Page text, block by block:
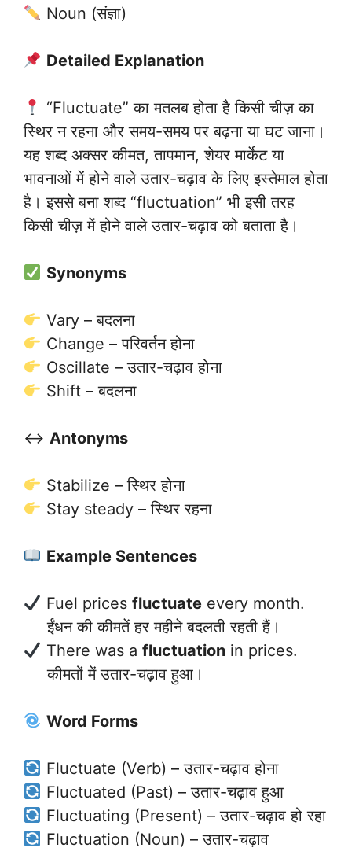
Noun (संज्ञा)
Detailed Explanation
“Fluctuate” का मतलब होता है किसी चीज़ का
स्थिर न रहना और समय-समय पर बढ़ना या घट जाना।
यह शब्द अक्सर कीमत, तापमान, शेयर मार्केट या
भावनाओं में होने वाले उतार-चढ़ाव के लिए इस्तेमाल होता
है। इससे बना शब्द “fluctuation” भी इसी तरह
किसी चीज़ में होने वाले उतार-चढ़ाव को बताता है।
Synonyms
Vary – बदलना
Change – परिवर्तन होना
Oscillate – उतार-चढ़ाव होना
Shift – बदलना
↔️ Antonyms
Stabilize – स्थिर होना
Stay steady – स्थिर रहना
Example Sentences
Fuel prices fluctuateevery month.
ईंधन की कीमतें हर महीने बदलती रहती हैं।
There was a fluctuationin prices.
कीमतों में उतार-चढ़ाव हुआ।
Word Forms
Fluctuate (Verb) – उतार-चढ़ाव होना
Fluctuated (Past) – उतार-चढ़ाव हुआ
Fluctuating (Present) – उतार-चढ़ाव हो रहा
Fluctuation (Noun) – उतार-चढ़ाव